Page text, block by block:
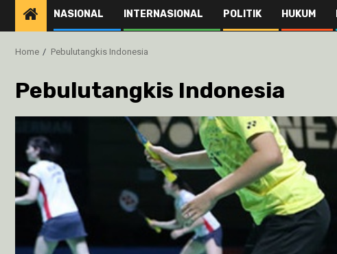
NASIONAL INTERNASIONAL POLITIK HUKUM
Home Pebulutangkis Indonesia
Pebulutangkis Indonesia